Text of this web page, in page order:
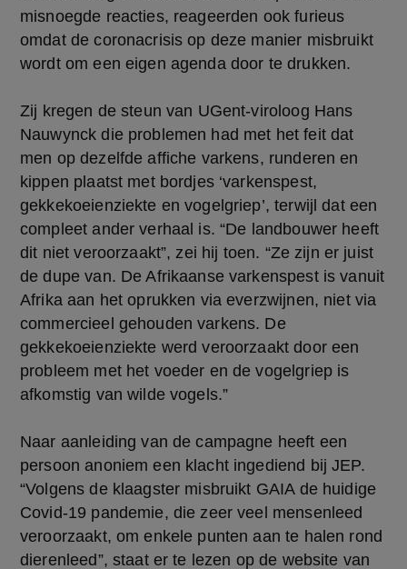
misnoegde reacties, reageerden ook furieus
omdat de coronacrisis op deze manier misbruikt
wordt om een eigen agenda door te drukken.
Zij kregen de steun van UGent-viroloog Hans
Nauwynck die problemen had met het feit dat
men op dezelfde affiche varkens, runderen en
kippen plaatst met bordjes ‘varkenspest,
gekkekoeienziekte en vogelgriep’, terwijl dat een
compleet ander verhaal is. “De landbouwer heeft
dit niet veroorzaakt”, zei hij toen. “Ze zijn er juist
de dupe van. De Afrikaanse varkenspest is vanuit
Afrika aan het oprukken via everzwijnen, niet via
commercieel gehouden varkens. De
gekkekoeienziekte werd veroorzaakt door een
probleem met het voeder en de vogelgriep is
afkomstig van wilde vogels.”
Naar aanleiding van de campagne heeft een
persoon anoniem een klacht ingediend bij JEP.
“Volgens de klaagster misbruikt GAIA de huidige
Covid-19 pandemie, die zeer veel mensenleed
veroorzaakt, om enkele punten aan te halen rond
dierenleed”, staat er te lezen op de website van